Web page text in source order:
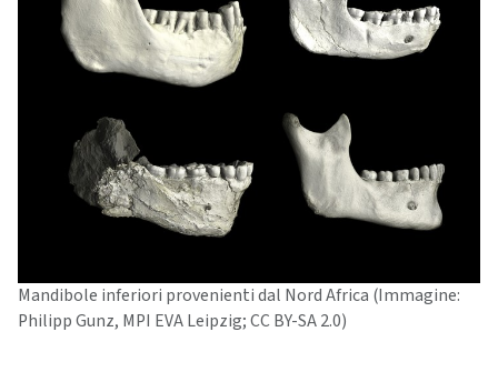
Mandibole inferiori provenienti dal Nord Africa (Immagine:
Philipp Gunz, MPI EVA Leipzig; CC BY-SA 2.0)